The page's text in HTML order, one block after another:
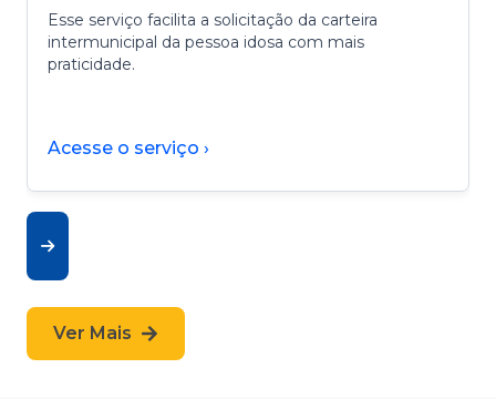
Esse serviço facilita a solicitação da carteira
intermunicipal da pessoa idosa com mais
praticidade.
Acesse o serviço ›
Ver Mais